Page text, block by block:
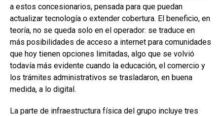
a estos concesionarios, pensada para que puedan
actualizar tecnología o extender cobertura. El beneficio, en
teoría, no se queda solo en el operador: se traduce en
más posibilidades de acceso a internet para comunidades
que hoy tienen opciones limitadas, algo que se volvió
todavía más evidente cuando la educación, el comercio y
los trámites administrativos se trasladaron, en buena
medida, a lo digital.
La parte de infraestructura física del grupo incluye tres